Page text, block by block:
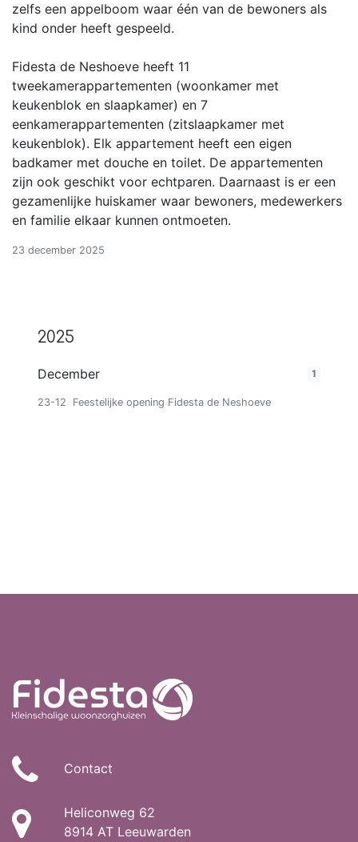
zelfs een appelboom waar één van de bewoners als
kind onder heeft gespeeld.
Fidesta de Neshoeve heeft 11
tweekamerappartementen (woonkamer met
keukenblok en slaapkamer) en 7
eenkamerappartementen (zitslaapkamer met
keukenblok). Elk appartement heeft een eigen
badkamer met douche en toilet. De appartementen
zijn ook geschikt voor echtparen. Daarnaast is er een
gezamenlijke huiskamer waar bewoners, medewerkers
en familie elkaar kunnen ontmoeten.
23 december 2025
2025
December 1
23-12 Feestelijke opening Fidesta de Neshoeve
Contact
Heliconweg 62
8914 AT Leeuwarden